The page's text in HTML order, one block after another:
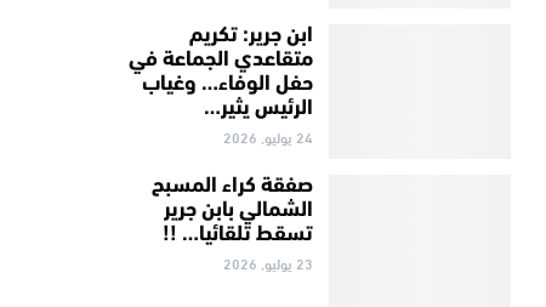
ابن جرير: تكريم
متقاعدي الجماعة في
حفل الوفاء… وغياب
الرئيس يثير…
24 يوليو, 2026
صفقة كراء المسبح
الشمالي بابن جرير
تسقط تلقائيا… !!
23 يوليو, 2026